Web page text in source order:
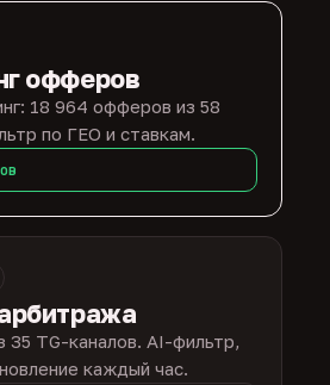
офферов
18 964 офферов из 58
по ГЕО и ставкам.
35 TG-каналов. AI-фильтр,
каждый час.